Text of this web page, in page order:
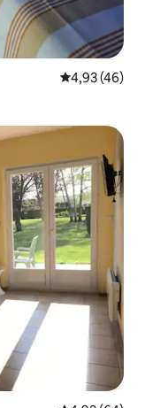
Prosječna
4,93 (46)
gosti”